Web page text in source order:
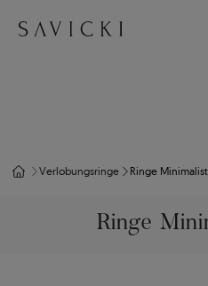
Verlobungsringe Ringe
Ringe